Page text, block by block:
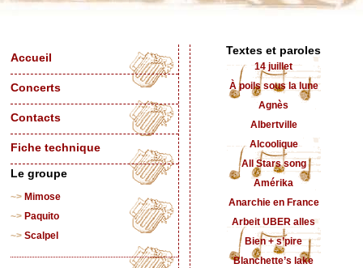
Accueil
Concerts
Contacts
Fiche technique
Le groupe
Mimose
Paquito
Scalpel
Textes et paroles
14 juillet
À poils sous la lune
Agnès
Albertville
Alcoolique
All Stars song
Amérika
Anarchie en France
Arbeit UBER alles
Bien + s’pire
Blanchette’s lake